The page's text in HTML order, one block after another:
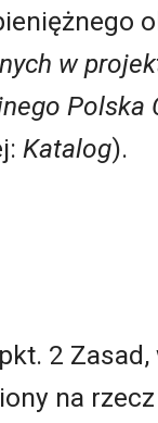
w
Polska
Katalog).
2
na